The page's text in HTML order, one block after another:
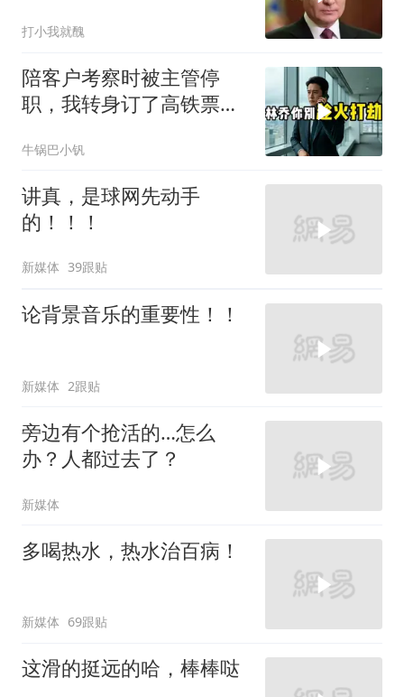
打小我就醜
陪客户考察时被主管停
职，我转身订了高铁票。
亿合同没你根本签不了
牛锅巴小钒
讲真，是球网先动手
的！！！
新媒体 39跟贴
论背景音乐的重要性！！
新媒体 2跟贴
旁边有个抢活的…怎么
办？人都过去了？
新媒体
多喝热水，热水治百病！
新媒体 69跟贴
这滑的挺远的哈，棒棒哒